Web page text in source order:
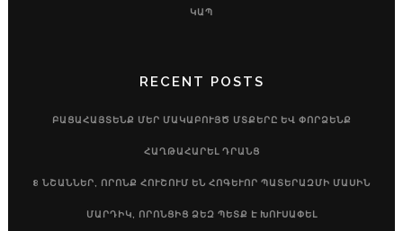
ԿԱՊ
RECENT POSTS
ԲԱՑԱՀԱՅՏԵՆՔ ՄԵՐ ՄԱԿԱԲՈՒՅԾ ՄՏՔԵՐԸ ԵՎ ՓՈՐՁԵՆՔ
ՀԱՂԹԱՀԱՐԵԼ ԴՐԱՆՑ
8 ՆՇԱՆՆԵՐ, ՈՐՈՆՔ ՀՈՒՇՈՒՄ ԵՆ ՀՈԳԵՒՈՐ ՊԱՏԵՐԱԶՄԻ ՄԱՍԻՆ
ՄԱՐԴԻԿ, ՈՐՈՆՑԻՑ ՁԵԶ ՊԵՏՔ Է ԽՈՒՍԱՓԵԼ